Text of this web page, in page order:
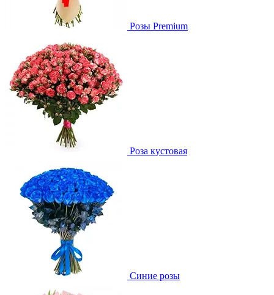
Розы Premium
Роза кустовая
Синие розы